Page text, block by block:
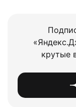
крутые